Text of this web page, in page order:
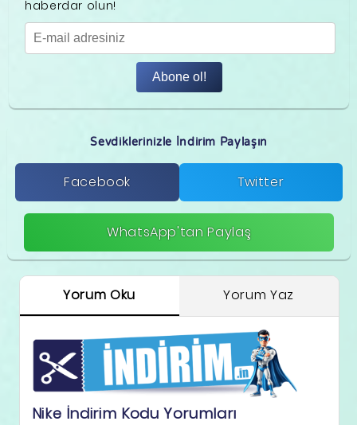
haberdar olun!
Abone ol!
Sevdiklerinizle İndirim Paylaşın
Facebook Twitter
WhatsApp'tan Paylaş
Yorum Oku Yorum Yaz
Nike İndirim Kodu Yorumları